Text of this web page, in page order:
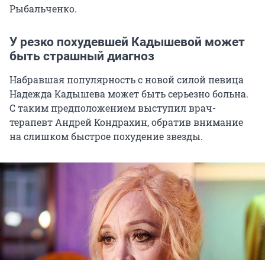
Рыбальченко.
У резко похудевшей Кадышевой может
быть страшный диагноз
Набравшая популярность с новой силой певица
Надежда Кадышева может быть серьезно больна.
С таким предположением выступил врач-
терапевт Андрей Кондрахин, обратив внимание
на слишком быстрое похудение звезды.